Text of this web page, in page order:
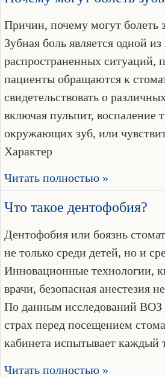
Причин, почему могут болеть
Зубная боль является одной
распространенных ситуаций,
пациенты обращаются к
свидетельствовать о
включая пульпит, воспаление
окружающих зуб, или
Характер
Читать полностью »
Что такое дентофобия?
Дентофобия или боязнь
не только среди детей, но и
Инновационные технологии,
врачи, безопасная анестезия
По данным исследований ВОЗ
страх перед посещением
кабинета испытывает каждый
Читать полностью »